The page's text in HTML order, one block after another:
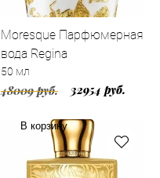
Moresque Парфюмерная
вода Regina
50 мл
48009 руб. 32954 руб.
В корзину